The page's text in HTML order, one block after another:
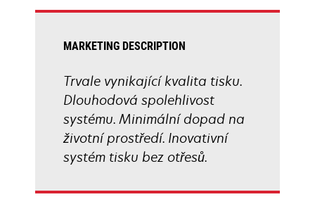
MARKETING DESCRIPTION
Trvale vynikající kvalita tisku.
Dlouhodová spolehlivost
systému. Minimální dopad na
životní prostředí. Inovativní
systém tisku bez otřesů.